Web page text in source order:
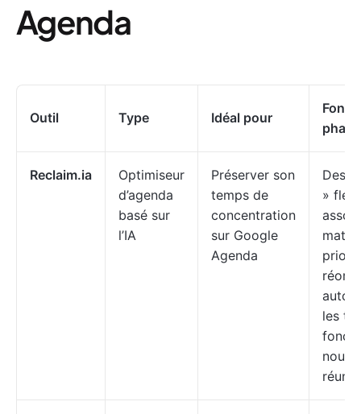
Agenda
Outil Type Idéal pour
phare
Reclaim.ia
Optimiseur
d’agenda
basé sur
l’IA
Préserver son
temps de
concentration
sur Google
Agenda
Des
»
les